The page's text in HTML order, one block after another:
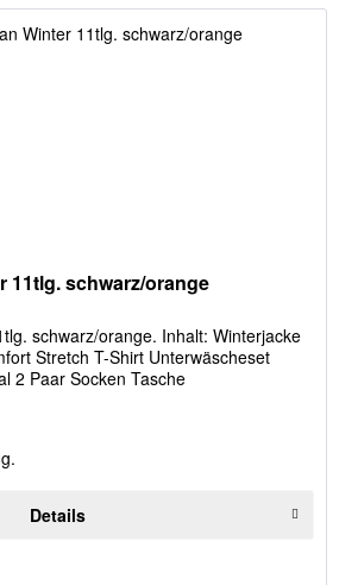
11tlg. schwarz/orange
schwarz/orange. Inhalt: Winterjacke
Stretch T-Shirt Unterwäscheset
2 Paar Socken Tasche
Details